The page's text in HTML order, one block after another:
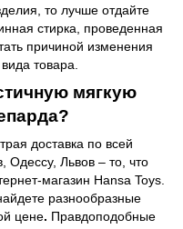
то лучше отдайте
стирка, проведенная
причиной изменения
товара.
мягкую
доставка по всей
Одессу, Львов – то, что
магазин Hansa Toys.
разнообразные
цене. Правдоподобные